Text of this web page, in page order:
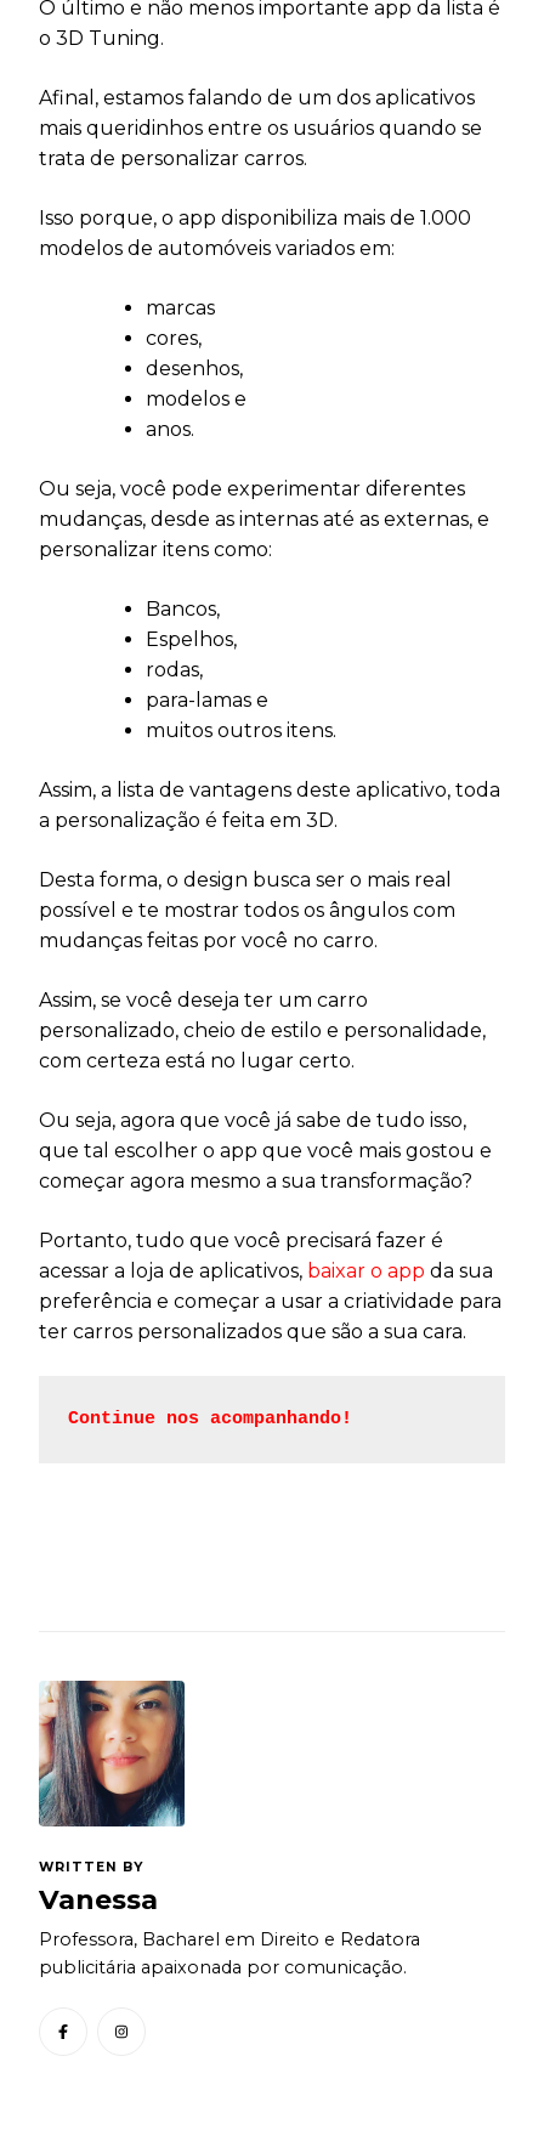
O último e não menos importante app da lista é
o 3D Tuning.
Afinal, estamos falando de um dos aplicativos
mais queridinhos entre os usuários quando se
trata de personalizar carros.
Isso porque, o app disponibiliza mais de 1.000
modelos de automóveis variados em:
marcas
cores,
desenhos,
modelos e
anos.
Ou seja, você pode experimentar diferentes
mudanças, desde as internas até as externas, e
personalizar itens como:
Bancos,
Espelhos,
rodas,
para-lamas e
muitos outros itens.
Assim, a lista de vantagens deste aplicativo, toda
a personalização é feita em 3D.
Desta forma, o design busca ser o mais real
possível e te mostrar todos os ângulos com
mudanças feitas por você no carro.
Assim, se você deseja ter um carro
personalizado, cheio de estilo e personalidade,
com certeza está no lugar certo.
Ou seja, agora que você já sabe de tudo isso,
que tal escolher o app que você mais gostou e
começar agora mesmo a sua transformação?
Portanto, tudo que você precisará fazer é
acessar a loja de aplicativos, baixar o app da sua
preferência e começar a usar a criatividade para
ter carros personalizados que são a sua cara.
Continue nos acompanhando!
WRITTEN BY
Vanessa
Professora, Bacharel em Direito e Redatora
publicitária apaixonada por comunicação.